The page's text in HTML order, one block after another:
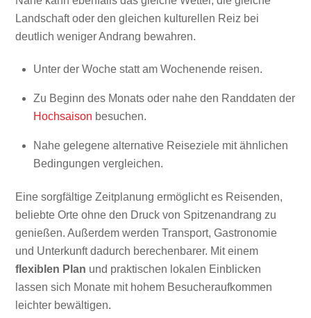
Landschaft oder den gleichen kulturellen Reiz bei
deutlich weniger Andrang bewahren.
Unter der Woche statt am Wochenende reisen.
Zu Beginn des Monats oder nahe den Randdaten der
Hochsaison besuchen.
Nahe gelegene alternative Reiseziele mit ähnlichen
Bedingungen vergleichen.
Eine sorgfältige Zeitplanung ermöglicht es Reisenden,
beliebte Orte ohne den Druck von Spitzenandrang zu
genießen. Außerdem werden Transport, Gastronomie
und Unterkunft dadurch berechenbarer. Mit einem
flexiblen Plan und praktischen lokalen Einblicken
lassen sich Monate mit hohem Besucheraufkommen
leichter bewältigen.